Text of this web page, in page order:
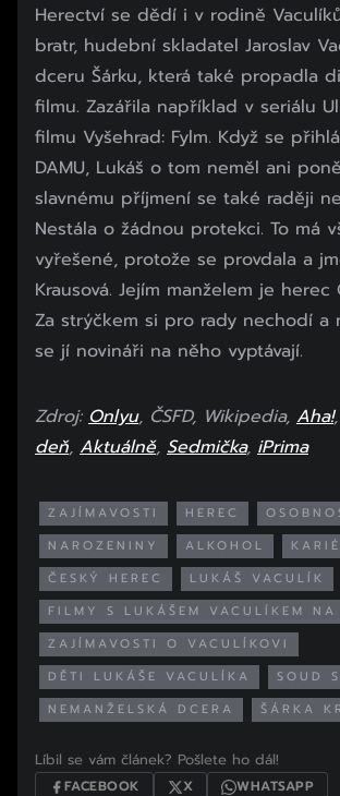
Herectví se dědí i v rodině
bratr, hudební skladatel Jaroslav
dceru Šárku, která také propadla
filmu. Zazářila například v seriálu
filmu Vyšehrad: Fylm. Když se
DAMU, Lukáš o tom neměl ani
slavnému příjmení se také raději
Nestála o žádnou protekci. To má
vyřešené, protože se provdala a
Krausová. Jejím manželem je herec
Za strýčkem si pro rady nechodí a
se jí novináři na něho vyptávají.
Zdroj: Onlyu, ČSFD, Wikipedia, Aha!,
deň, Aktuálně, Sedmička, iPrima
ZAJÍMAVOSTI HEREC
NAROZENINY
ALKOHOL
ČESKÝ HEREC
LUKÁŠ VACULÍK
FILMY S LUKÁŠEM VACULÍKEM NA
ZAJÍMAVOSTI O VACULÍKOVI
DĚTI LUKÁŠE VACULÍKA
SOUD
NEMANŽELSKÁ DCERA
ŠÁRKA
Líbil se vám článek? Pošlete ho dál!
FACEBOOK X
WHATSAPP